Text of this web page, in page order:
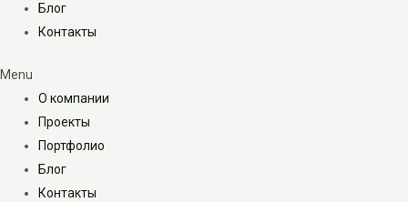
Блог
Контакты
Menu
О компании
Проекты
Портфолио
Блог
Контакты